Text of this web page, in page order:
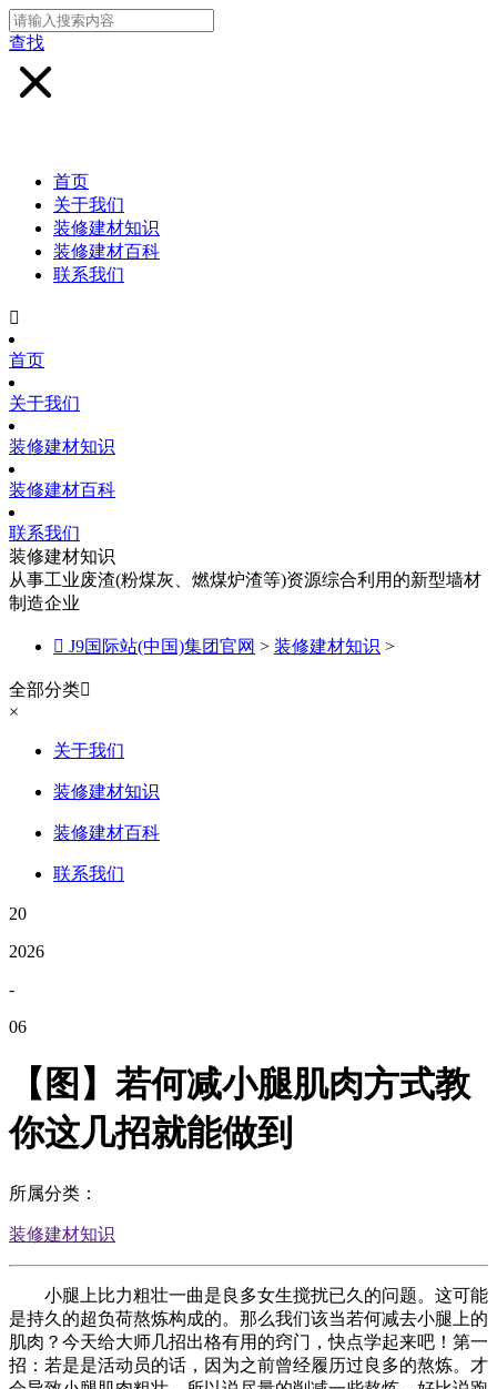
查找
首页
关于我们
装修建材知识
装修建材百科
联系我们

首页
关于我们
装修建材知识
装修建材百科
联系我们
装修建材知识
从事工业废渣(粉煤灰、燃煤炉渣等)资源综合利用的新型墙材
制造企业
 J9国际站(中国)集团官网 > 装修建材知识 >
全部分类
×
关于我们
装修建材知识
装修建材百科
联系我们
20
2026
-
06
【图】若何减小腿肌肉方式教
你这几招就能做到
所属分类：
装修建材知识
小腿上比力粗壮一曲是良多女生搅扰已久的问题。这可能
是持久的超负荷熬炼构成的。那么我们该当若何减去小腿上的
肌肉？今天给大师几招出格有用的窍门，快点学起来吧！第一
招：若是是活动员的话，因为之前曾经履历过良多的熬炼。才